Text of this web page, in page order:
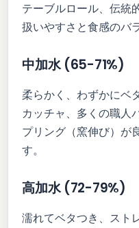
テーブルロール、伝統
扱いやすさと食感のバ
中加水 (65-71%)
柔らかく、わずかにベ
カッチャ、多くの職人
プリング（窯伸び）が
す。
高加水 (72-79%)
濡れてベタつき、スト